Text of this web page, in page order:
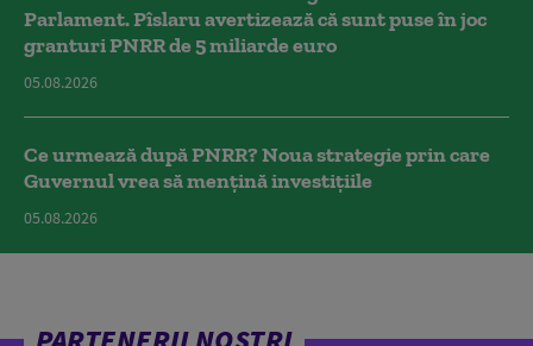
Parlament. Pîslaru avertizează că sunt puse în joc
granturi PNRR de 5 miliarde euro
05.08.2026
Ce urmează după PNRR? Noua strategie prin care
Guvernul vrea să mențină investițiile
05.08.2026